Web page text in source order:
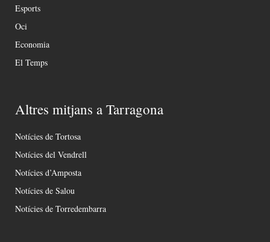
Esports
Oci
Economia
El Temps
Altres mitjans a Tarragona
Notícies de Tortosa
Notícies del Vendrell
Notícies d’Amposta
Notícies de Salou
Notícies de Torredembarra